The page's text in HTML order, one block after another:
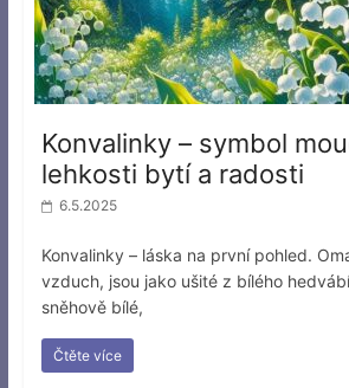
Konvalinky – symbol
lehkosti bytí a radosti
6.5.2025
Konvalinky – láska na první pohled.
vzduch, jsou jako ušité z bílého
sněhově bílé,
Čtěte více